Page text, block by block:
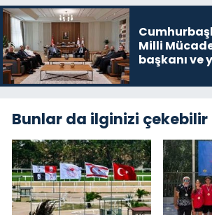
Milli
başkanı ve
Bunlar da ilginizi çekebilir